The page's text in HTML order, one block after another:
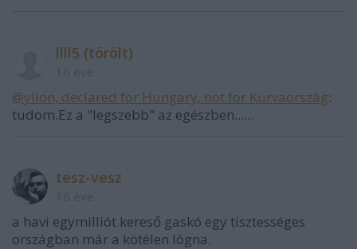
llll5 (törölt)
@ylion, declared for Hungary, not for Kurvaország:
tudom.Ez a "legszebb" az egészben......
tesz-vesz
a havi egymilliót kereső gaskó egy tisztességes
országban már a kötélen lógna.